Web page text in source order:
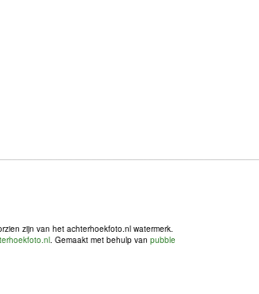
zijn van het achterhoekfoto.nl watermerk.
. Gemaakt met behulp van pubble